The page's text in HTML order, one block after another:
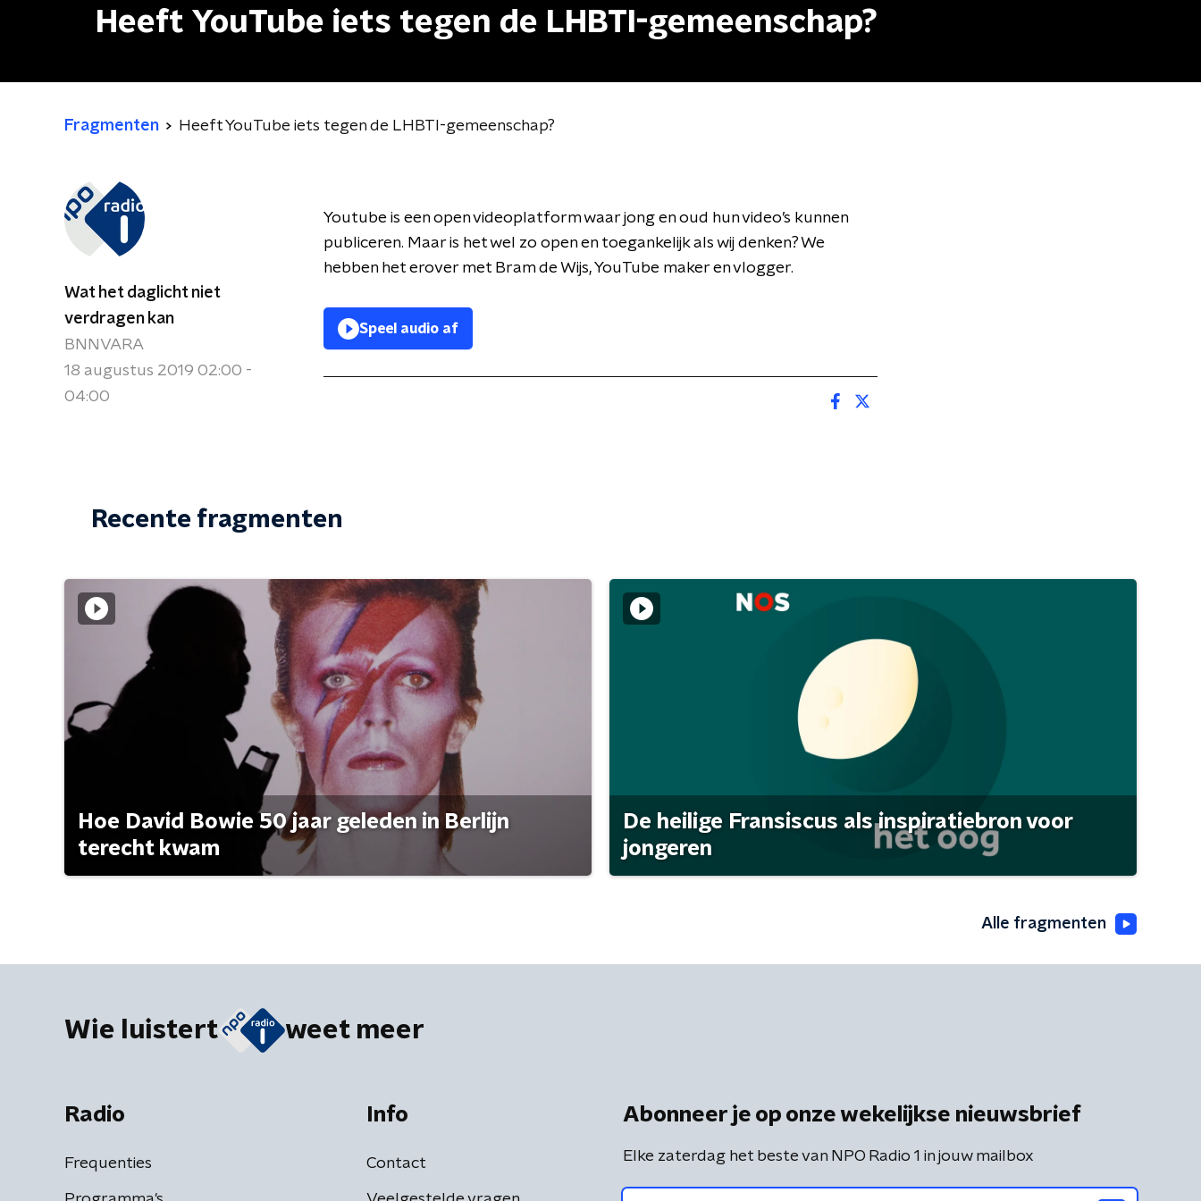
Heeft YouTube iets tegen de LHBTI-gemeenschap?
Fragmenten Heeft YouTube iets tegen de LHBTI-gemeenschap?
Wat het daglicht niet
verdragen kan
BNNVARA
18 augustus 2019 02:00 -
04:00
Youtube is een open videoplatform waar jong en oud hun video’s kunnen
publiceren. Maar is het wel zo open en toegankelijk als wij denken? We
hebben het erover met Bram de Wijs, YouTube maker en vlogger.
Speel audio af
Recente fragmenten
Hoe David Bowie 50 jaar geleden in Berlijn
terecht kwam
De heilige Fransiscus als inspiratiebron voor
jongeren
Alle fragmenten
Wie luistert weet meer
Radio
Frequenties
Info
Contact
Abonneer je op onze wekelijkse nieuwsbrief
Elke zaterdag het beste van NPO Radio 1 in jouw mailbox